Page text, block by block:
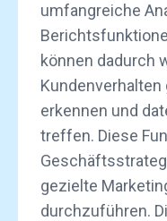
umfangreiche
können dadurch
Kundenverhalten
erkennen und
treffen. Diese
gezielte
durchzuführen.